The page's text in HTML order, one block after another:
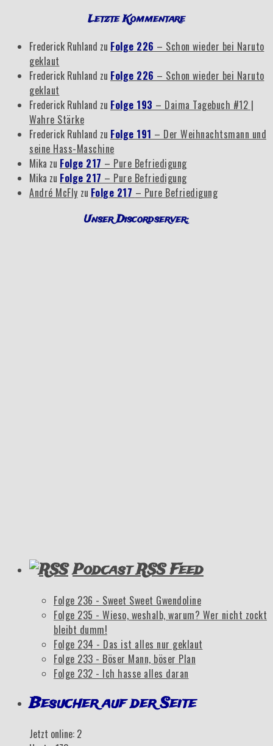
Letzte Kommentare
Frederick Ruhland zu Folge 226 – Schon wieder bei Naruto
geklaut
Frederick Ruhland zu Folge 226 – Schon wieder bei Naruto
geklaut
Frederick Ruhland zu Folge 193 – Daima Tagebuch #12 |
Wahre Stärke
Frederick Ruhland zu Folge 191 – Der Weihnachtsmann und
seine Hass-Maschine
Mika zu Folge 217 – Pure Befriedigung
Mika zu Folge 217 – Pure Befriedigung
André McFly zu Folge 217 – Pure Befriedigung
Unser Discordserver:
Podcast RSS Feed
Folge 236 - Sweet Sweet Gwendoline
Folge 235 - Wieso, weshalb, warum? Wer nicht zockt
bleibt dumm!
Folge 234 - Das ist alles nur geklaut
Folge 233 - Böser Mann, böser Plan
Folge 232 - Ich hasse alles daran
Besucher auf der Seite
Jetzt online: 2